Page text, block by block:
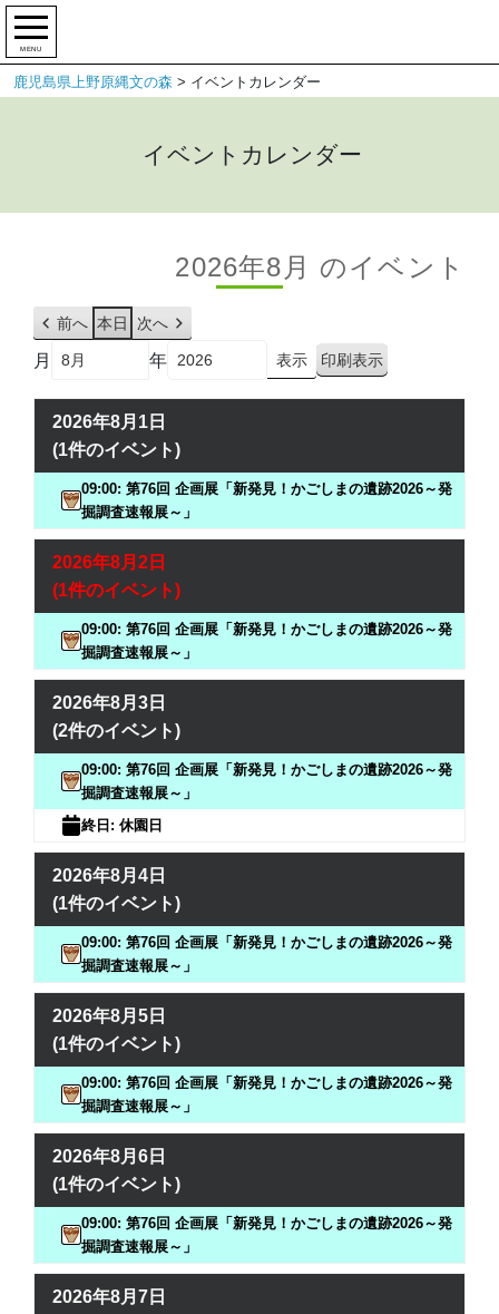
MENU
鹿児島県上野原縄文の森 > イベントカレンダー
イベントカレンダー
2026年8月 のイベント
前へ 本日 次へ
月 年 印刷表示
2026年8月1日
(1件のイベント)
09:00: 第76回 企画展「新発見！かごしまの遺跡2026～発
掘調査速報展～」
2026年8月2日
(1件のイベント)
09:00: 第76回 企画展「新発見！かごしまの遺跡2026～発
掘調査速報展～」
2026年8月3日
(2件のイベント)
09:00: 第76回 企画展「新発見！かごしまの遺跡2026～発
掘調査速報展～」
終日: 休園日
2026年8月4日
(1件のイベント)
09:00: 第76回 企画展「新発見！かごしまの遺跡2026～発
掘調査速報展～」
2026年8月5日
(1件のイベント)
09:00: 第76回 企画展「新発見！かごしまの遺跡2026～発
掘調査速報展～」
2026年8月6日
(1件のイベント)
09:00: 第76回 企画展「新発見！かごしまの遺跡2026～発
掘調査速報展～」
2026年8月7日